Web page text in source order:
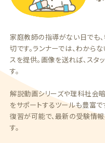
家庭教師の指導がない日でも
切です。ランナーでは、わから
スを提供。画像を送れば、ス
す。
解説動画シリーズや理科社会暗
をサポートするツールも豊富
復習が可能で、最新の受験情
す。